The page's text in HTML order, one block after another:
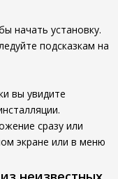
начать установку.
подсказкам на
вы увидите
сразу или
экране или в меню